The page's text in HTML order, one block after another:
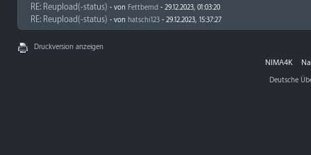
RE: Reupload(-status) - von Fettbernd - 29.12.2023, 01:03:20
RE: Reupload(-status) - von hatschi123 - 29.12.2023, 15:37:27
Druckversion anzeigen
NIMA4K
Deutsche